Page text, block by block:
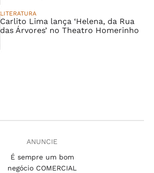
LITERATURA
Carlito Lima lança ‘Helena, da Rua
das Árvores’ no Theatro Homerinho
ANUNCIE
É sempre um bom
negócio COMERCIAL